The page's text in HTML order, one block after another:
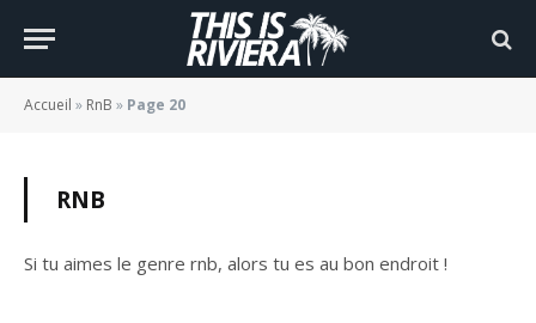
Accueil » RnB » Page 20
RNB
Si tu aimes le genre rnb, alors tu es au bon endroit !